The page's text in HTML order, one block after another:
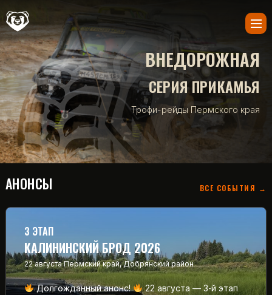
ВНЕДОРОЖНАЯ
СЕРИЯ ПРИКАМЬЯ
Трофи-рейды Пермского края
АНОНСЫ ВСЕ СОБЫТИЯ →
3 ЭТАП
КАЛИНИНСКИЙ БРОД 2026
22 августа Пермский край, Добрянский район
Долгожданный анонс!
22 августа — 3‑й этап